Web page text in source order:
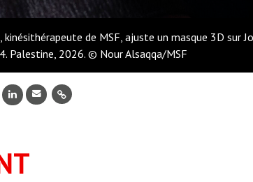
kinésithérapeute de MSF, ajuste un masque 3D
Palestine, 2026. © Nour Alsaqqa/MSF